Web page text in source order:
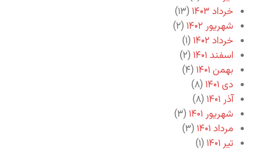
خرداد ۱۴۰۳
(۱۳)
شهریور ۱۴۰۲
(۲)
خرداد ۱۴۰۲
(۱)
اسفند ۱۴۰۱
(۲)
بهمن ۱۴۰۱
(۴)
دی ۱۴۰۱
(۸)
آذر ۱۴۰۱
(۸)
شهریور ۱۴۰۱
(۳)
مرداد ۱۴۰۱
(۳)
تیر ۱۴۰۱
(۱)